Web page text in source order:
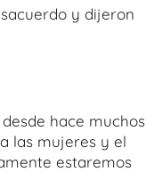
y dijeron
hace muchos
las mujeres y el
estaremos